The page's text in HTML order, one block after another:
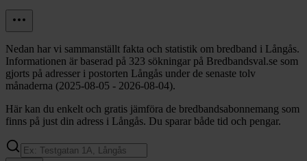
Nedan har vi sammanställt fakta och statistik om bredband i Långås.
Informationen är baserad på 323 sökningar på Bredbandsval.se som
gjorts på adresser i postorten Långås under de senaste tolv
månaderna (2025-08-05 - 2026-08-04).
Här kan du enkelt och gratis jämföra de bredbandsabonnemang som
finns på just din adress i Långås. Du sparar både tid och pengar.